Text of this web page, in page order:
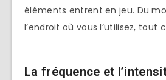
éléments entrent en jeu. Du
l’endroit où vous l’utilisez, tout
La fréquence et